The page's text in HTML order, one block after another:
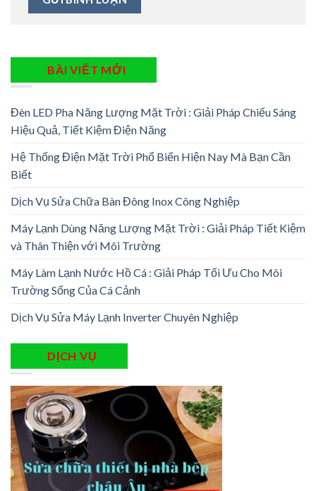
BÀI VIẾT MỚI
Đèn LED Pha Năng Lượng Mặt Trời : Giải Pháp Chiếu Sáng
Hiệu Quả, Tiết Kiệm Điện Năng
Hệ Thống Điện Mặt Trời Phổ Biến Hiện Nay Mà Bạn Cần
Biết
Dịch Vụ Sửa Chữa Bàn Đông Inox Công Nghiệp
Máy Lạnh Dùng Năng Lượng Mặt Trời : Giải Pháp Tiết Kiệm
và Thân Thiện với Môi Trường
Máy Làm Lạnh Nước Hồ Cá : Giải Pháp Tối Ưu Cho Môi
Trường Sống Của Cá Cảnh
Dịch Vụ Sửa Máy Lạnh Inverter Chuyên Nghiệp
DỊCH VỤ